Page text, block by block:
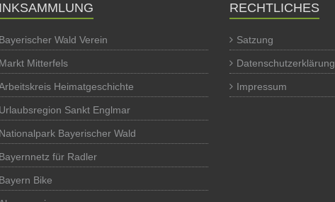
Bayerischer Wald Verein
Markt Mitterfels
Heimatgeschichte
Urlaubsregion Sankt Englmar
Nationalpark Bayerischer Wald
Bayernnetz für Radler
Bayern Bike
RECHTLICHES
Satzung
Datenschutzerklärung
Impressum